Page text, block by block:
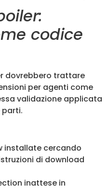
codice
dovrebbero trattare
per agenti come
validazione applicata
parti.
installate cercando
di download
inattese in